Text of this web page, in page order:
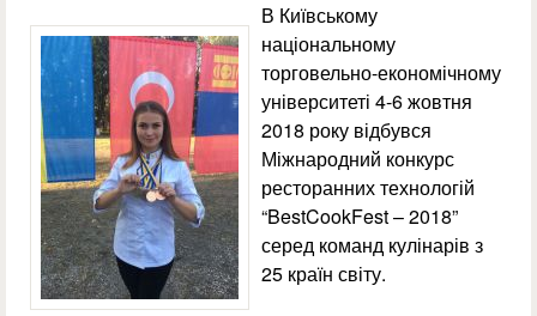
В Київському
національному
торговельно-економічному
університеті 4-6 жовтня
2018 року відбувся
Міжнародний конкурс
ресторанних технологій
“BestCookFest – 2018”
серед команд кулінарів з
25 країн світу.